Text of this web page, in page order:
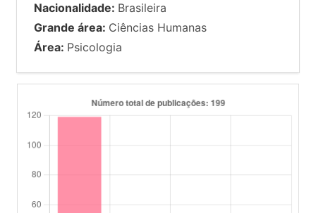
Nacionalidade: Brasileira
Grande área: Ciências Humanas
Área: Psicologia